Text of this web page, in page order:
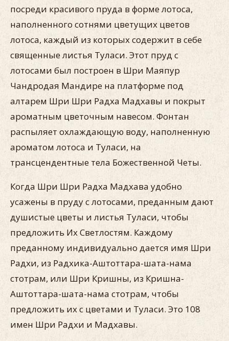
посреди красивого пруда в форме лотоса,
наполненного сотнями цветущих цветов
лотоса, каждый из которых содержит в себе
священные листья Туласи. Этот пруд с
лотосами был построен в Шри Маяпур
Чандродая Мандире на платформе под
алтарем Шри Шри Радха Мадхавы и покрыт
ароматным цветочным навесом. Фонтан
распыляет охлаждающую воду, наполненную
ароматом лотоса и Туласи, на
трансцендентные тела Божественной Четы.
Когда Шри Шри Радха Мадхава удобно
усажены в пруду с лотосами, преданным дают
душистые цветы и листья Туласи, чтобы
предложить Их Светлостям. Каждому
преданному индивидуально дается имя Шри
Радхи, из Радхика-Аштоттара-шата-нама
стотрам, или Шри Кришны, из Кришна-
Аштоттара-шата-нама стотрам, чтобы
предложить их с цветами и Туласи. Это 108
имен Шри Радхи и Мадхавы.